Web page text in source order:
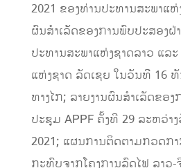
2021 ຂອງທ່ານປະທານສະພາແຫ່
ຜົນສຳເລັດຂອງການພົບປະສອງຝ່
ປະທານສະພາແຫ່ງຊາດລາວ ແລ
ແຫ່ງຊາດ ລັດເຊຍ ໃນວັນທີ 16
ທາງໄກ; ລາຍງານຜົນສຳເລັດຂອ
ປະຊຸມ APPF ຄັ້ງທີ 29 ລະຫວ່າ
2021; ແຜນການຕິດຕາມກວດກ
ກະທົບຈາກໂຄງການລົດໄຟ ລາວ